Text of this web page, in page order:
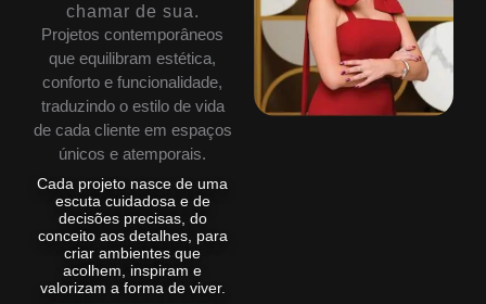
chamar de sua.
Projetos contemporâneos
que equilibram estética,
conforto e funcionalidade,
traduzindo o estilo de vida
de cada cliente em espaços
únicos e atemporais.
Cada projeto nasce de uma
escuta cuidadosa e de
decisões precisas, do
conceito aos detalhes, para
criar ambientes que
acolhem, inspiram e
valorizam a forma de viver.